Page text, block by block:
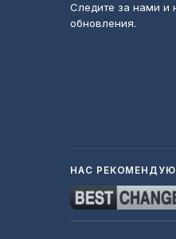
Следите за нами и
обновления.
НАС